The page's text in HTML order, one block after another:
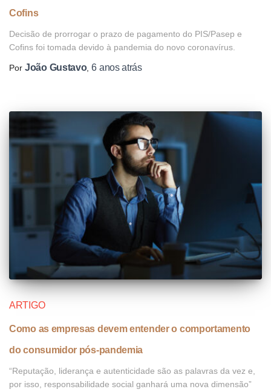
Cofins
Decisão de prorrogar o prazo de pagamento do PIS/Pasep e
Cofins foi tomada devido à pandemia do novo coronavírus.
Por João Gustavo,6 anosatrás
ARTIGO
Como as empresas devem entender o comportamento
do consumidor pós-pandemia
“Reputação, liderança e autenticidade são as palavras da vez e,
por isso, responsabilidade social ganhará uma nova dimensão”